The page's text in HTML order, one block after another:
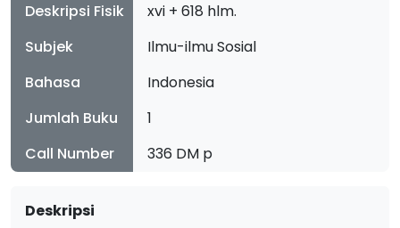
Deskripsi Fisik
xvi + 618 hlm.
Subjek
Ilmu-ilmu Sosial
Bahasa
Indonesia
Jumlah Buku
1
Call Number
336 DM p
Deskripsi